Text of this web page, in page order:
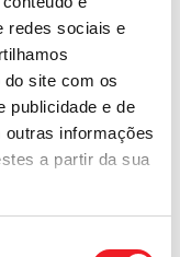
redes sociais e
site com os
publicidade e de
informações
a partir da sua
texto ou